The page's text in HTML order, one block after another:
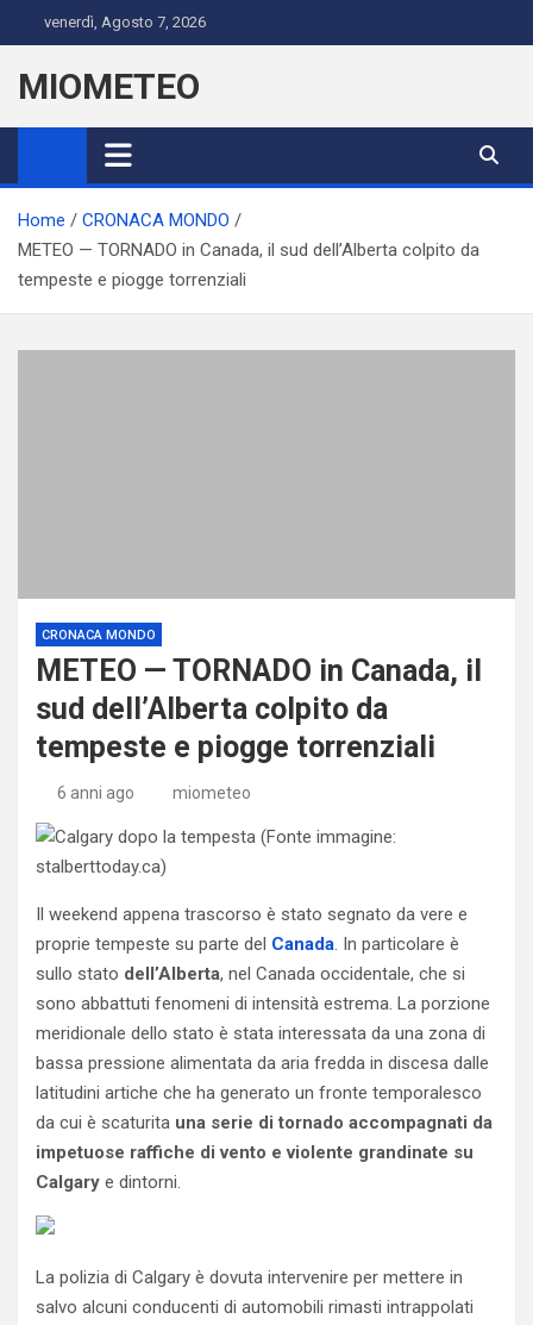
to
content
venerdì, Agosto 7, 2026
MIOMETEO
Home
CRONACA MONDO
METEO — TORNADO in Canada, il sud dell’Alberta colpito da
tempeste e piogge torrenziali
CRONACA MONDO
METEO — TORNADO in Canada, il
sud dell’Alberta colpito da
tempeste e piogge torrenziali
6 anni ago miometeo
Il weekend appena trascorso è stato segnato da vere e
proprie tempeste su parte del Canada. In particolare è
sullo stato dell’Alberta, nel Canada occidentale, che si
sono abbattuti fenomeni di intensità estrema. La porzione
meridionale dello stato è stata interessata da una zona di
bassa pressione alimentata da aria fredda in discesa dalle
latitudini artiche che ha generato un fronte temporalesco
da cui è scaturita una serie di tornado accompagnati da
impetuose raffiche di vento e violente grandinate su
Calgary e dintorni.
La polizia di Calgary è dovuta intervenire per mettere in
salvo alcuni conducenti di automobili rimasti intrappolati